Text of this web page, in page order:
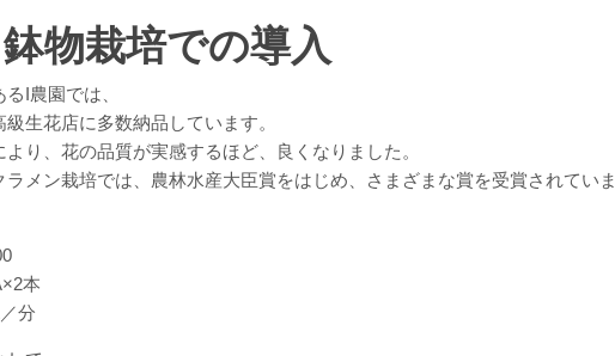
物栽培での導入
I農園では、
生花店に多数納品しています。
り、花の品質が実感するほど、良くなりました。
ラメン栽培では、農林水産大臣賞をはじめ、さまざまな賞を受賞されていま
本
分